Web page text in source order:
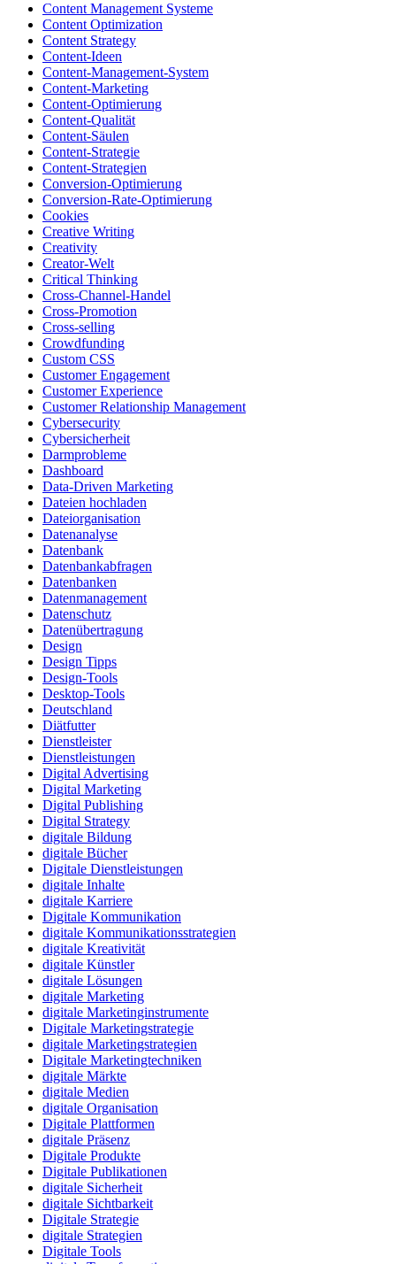
Content Management Systeme
Content Optimization
Content Strategy
Content-Ideen
Content-Management-System
Content-Marketing
Content-Optimierung
Content-Qualität
Content-Säulen
Content-Strategie
Content-Strategien
Conversion-Optimierung
Conversion-Rate-Optimierung
Cookies
Creative Writing
Creativity
Creator-Welt
Critical Thinking
Cross-Channel-Handel
Cross-Promotion
Cross-selling
Crowdfunding
Custom CSS
Customer Engagement
Customer Experience
Customer Relationship Management
Cybersecurity
Cybersicherheit
Darmprobleme
Dashboard
Data-Driven Marketing
Dateien hochladen
Dateiorganisation
Datenanalyse
Datenbank
Datenbankabfragen
Datenbanken
Datenmanagement
Datenschutz
Datenübertragung
Design
Design Tipps
Design-Tools
Desktop-Tools
Deutschland
Diätfutter
Dienstleister
Dienstleistungen
Digital Advertising
Digital Marketing
Digital Publishing
Digital Strategy
digitale Bildung
digitale Bücher
Digitale Dienstleistungen
digitale Inhalte
digitale Karriere
Digitale Kommunikation
digitale Kommunikationsstrategien
digitale Kreativität
digitale Künstler
digitale Lösungen
digitale Marketing
digitale Marketinginstrumente
Digitale Marketingstrategie
digitale Marketingstrategien
Digitale Marketingtechniken
digitale Märkte
digitale Medien
digitale Organisation
Digitale Plattformen
digitale Präsenz
Digitale Produkte
Digitale Publikationen
digitale Sicherheit
digitale Sichtbarkeit
Digitale Strategie
digitale Strategien
Digitale Tools